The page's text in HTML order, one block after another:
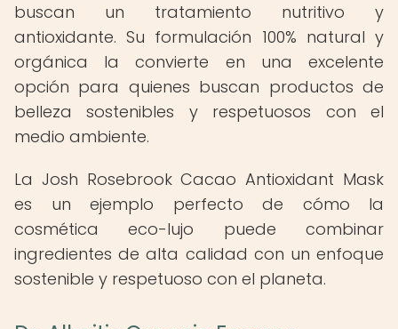
buscan un tratamiento nutritivo y
antioxidante. Su formulación 100% natural y
orgánica la convierte en una excelente
opción para quienes buscan productos de
belleza sostenibles y respetuosos con el
medio ambiente.
La Josh Rosebrook Cacao Antioxidant Mask
es un ejemplo perfecto de cómo la
cosmética eco-lujo puede combinar
ingredientes de alta calidad con un enfoque
sostenible y respetuoso con el planeta.